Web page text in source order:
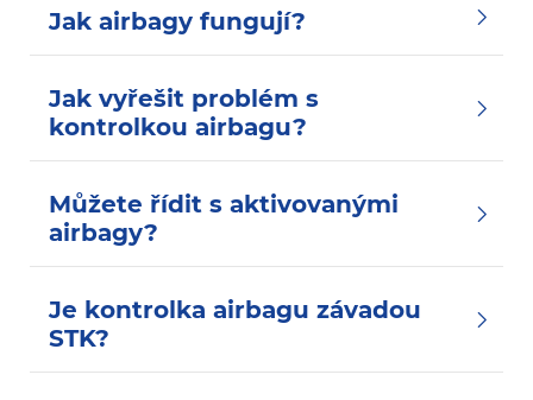
Jak airbagy fungují?
Jak vyřešit problém s
kontrolkou airbagu?
Můžete řídit s aktivovanými
airbagy?
Je kontrolka airbagu závadou
STK?